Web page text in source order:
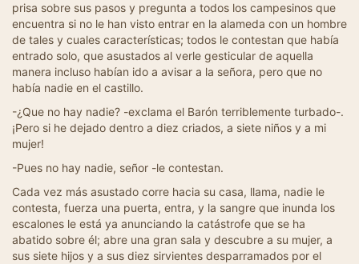
prisa sobre sus pasos y pregunta a todos los campesinos que
encuentra si no le han visto entrar en la alameda con un hombre
de tales y cuales características; todos le contestan que había
entrado solo, que asustados al verle gesticular de aquella
manera incluso habían ido a avisar a la señora, pero que no
había nadie en el castillo.
-¿Que no hay nadie? -exclama el Barón terriblemente turbado-.
¡Pero si he dejado dentro a diez criados, a siete niños y a mi
mujer!
-Pues no hay nadie, señor -le contestan.
Cada vez más asustado corre hacia su casa, llama, nadie le
contesta, fuerza una puerta, entra, y la sangre que inunda los
escalones le está ya anunciando la catástrofe que se ha
abatido sobre él; abre una gran sala y descubre a su mujer, a
sus siete hijos y a sus diez sirvientes desparramados por el